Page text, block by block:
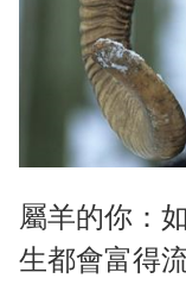
屬羊的你：
生都會富得